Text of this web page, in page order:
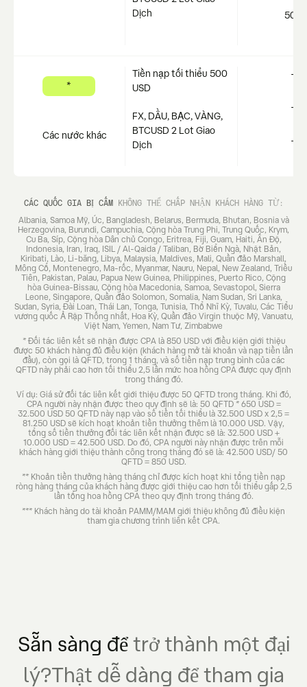
Dịch
50+
*
Các nước khác
Tiền nạp tối thiểu 500
USD
FX, DẦU, BẠC, VÀNG,
BTCUSD 2 Lot Giao
Dịch
-
-
-
CÁC QUỐC GIA BỊ CẤM
KHÔNG THỂ CHẤP NHẬN KHÁCH HÀNG TỪ:
Albania, Samoa Mỹ, Úc, Bangladesh, Belarus, Bermuda, Bhutan, Bosnia và
Herzegovina, Burundi, Campuchia, Cộng hòa Trung Phi, Trung Quốc, Krym,
Cu Ba, Síp, Cộng hòa Dân chủ Congo, Eritrea, Fiji, Guam, Haiti, Ấn Độ,
Indonesia, Iran, Iraq, ISIL / Al-Qaida / Taliban, Bờ Biển Ngà, Nhật Bản,
Kiribati, Lào, Li-băng, Libya, Malaysia, Maldives, Mali, Quần đảo Marshall,
Mông Cổ, Montenegro, Ma-rốc, Myanmar, Nauru, Nepal, New Zealand, Triều
Tiên, Pakistan, Palau, Papua New Guinea, Philippines, Puerto Rico, Cộng
hòa Guinea-Bissau, Cộng hòa Macedonia, Samoa, Sevastopol, Sierra
Leone, Singapore, Quần đảo Solomon, Somalia, Nam Sudan, Sri Lanka,
Sudan, Syria, Đài Loan, Thái Lan, Tonga, Tunisia, Thổ Nhĩ Kỳ, Tuvalu, Các Tiểu
vương quốc Ả Rập Thống nhất, Hoa Kỳ, Quần đảo Virgin thuộc Mỹ, Vanuatu,
Việt Nam, Yemen, Nam Tư, Zimbabwe
* Đối tác liên kết sẽ nhận được CPA là 850 USD với điều kiện giới thiệu
được 50 khách hàng đủ điều kiện (khách hàng mở tài khoản và nạp tiền lần
đầu), còn gọi là QFTD, trong 1 tháng, và số tiền nạp trung bình của các
QFTD này phải cao hơn tối thiểu 2,5 lần mức hoa hồng CPA được quy định
trong tháng đó.
Ví dụ: Giá sử đối tác liên kết giới thiệu được 50 QFTD trong tháng. Khi đó,
CPA người này nhận được theo quy định sẽ là: 50 QFTD * 650 USD =
32.500 USD 50 QFTD này nạp vào số tiền tối thiểu là 32.500 USD x 2,5 =
81.250 USD sẽ kích hoạt khoản tiền thưởng thêm là 10.000 USD. Vậy,
tổng số tiền thưởng đối tác liên kết nhận được sẽ là: 32.500 USD +
10.000 USD = 42.500 USD. Do đó, CPA người này nhận được trên mỗi
khách hàng giới thiệu thành công trong tháng đó sẽ là: 42.500 USD/ 50
QFTD = 850 USD.
** Khoản tiền thưởng hàng tháng chỉ được kích hoạt khi tổng tiền nạp
ròng hàng tháng của khách hàng được giới thiệu cao hơn tối thiểu gấp 2,5
lần tổng hoa hồng CPA theo quy định trong tháng đó.
*** Khách hàng do tài khoản PAMM/MAM giới thiệu không đủ điều kiện
tham gia chương trình liên kết CPA.
Sẵn sàng đểtrở thành một đại
lý?Thật dễ dàng để tham gia